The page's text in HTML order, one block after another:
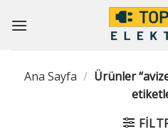
atla
Ana Sayfa / Ürünler